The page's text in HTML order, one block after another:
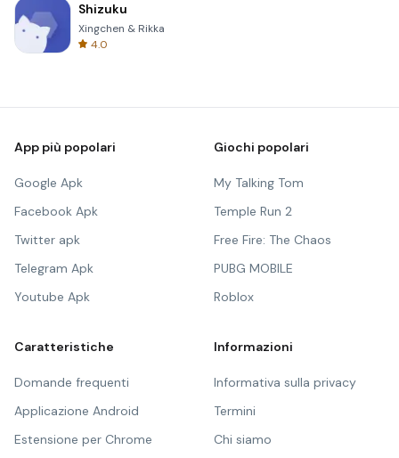
Shizuku
Xingchen & Rikka
4.0
App più popolari
Google Apk
Facebook Apk
Twitter apk
Telegram Apk
Youtube Apk
Giochi popolari
My Talking Tom
Temple Run 2
Free Fire: The Chaos
PUBG MOBILE
Roblox
Caratteristiche
Domande frequenti
Applicazione Android
Estensione per Chrome
Informazioni
Informativa sulla privacy
Termini
Chi siamo